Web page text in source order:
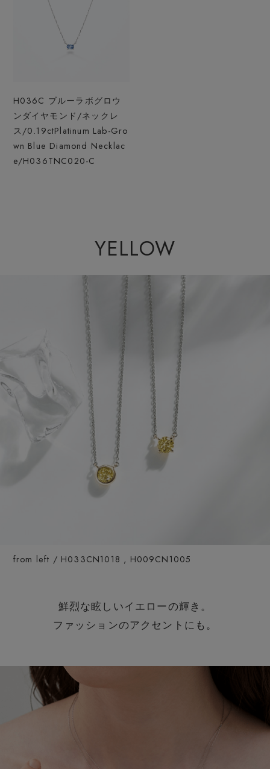
H036C ブルーラボグロウ
ンダイヤモンド/ネックレ
ス/0.19ctPlatinum Lab-Gro
wn Blue Diamond Necklac
e/H036TNC020-C
YELLOW
from left / H033CN1018 , H009CN1005
鮮烈な眩しいイエローの輝き。
ファッションのアクセントにも。